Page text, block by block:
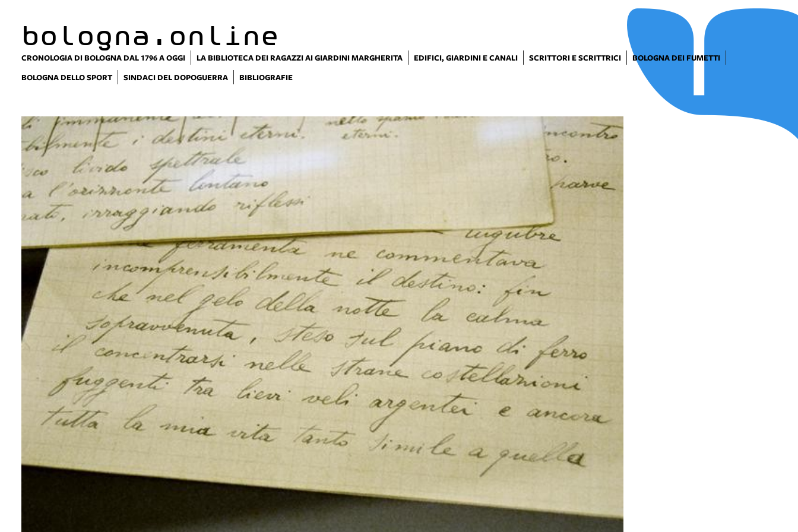
bologna.online
CRONOLOGIA DI BOLOGNA DAL 1796 A OGGI LA BIBLIOTECA DEI RAGAZZI AI GIARDINI MARGHERITA EDIFICI, GIARDINI E CANALI SCRITTORI E SCRITTRICI
BOLOGNA DEI FUMETTI
BOLOGNA DELLO SPORT
SINDACI DEL DOPOGUERRA BIBLIOGRAFIE